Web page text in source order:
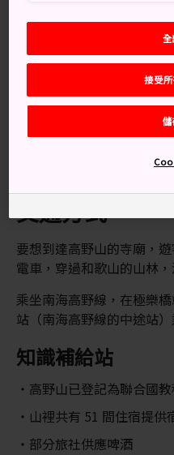
住宿傳統的寺廟體
僧侶在清晨祈禱
嘗試阿字觀打坐，
傳統的高野山精進料
交通方式
要想到達高野山的寺廟，
電車，穿過和歌山的山林
乘坐南海高野線，在極樂
站（南海高野線的中途站
知識補給站
高野山已登記為聯合國
山裡共有 51 間住宿提供
部分旅社供應啤酒
接受